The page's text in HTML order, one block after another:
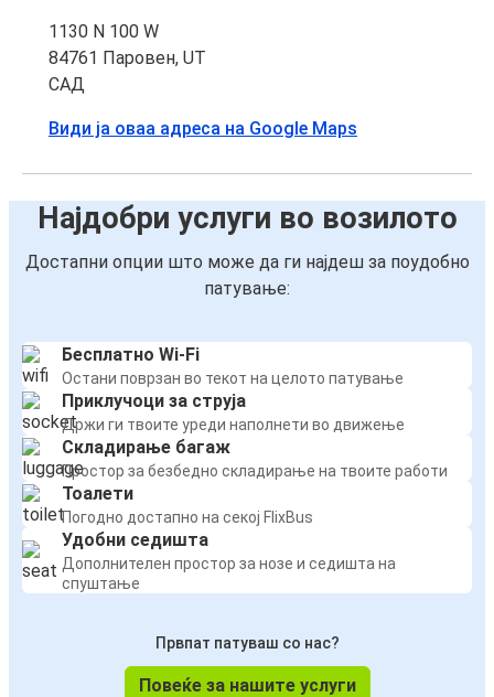
1130 N 100 W
84761 Паровен, UT
САД
Види ја оваа адреса на Google Maps
Најдобри услуги во возилото
Достапни опции што може да ги најдеш за поудобно
патување:
Бесплатно Wi-Fi
Остани поврзан во текот на целото патување
Приклучоци за струја
Држи ги твоите уреди наполнети во движење
Складирање багаж
Простор за безбедно складирање на твоите работи
Тоалети
Погодно достапно на секој FlixBus
Удобни седишта
Дополнителен простор за нозе и седишта на
спуштање
Првпат патуваш со нас?
Повеќе за нашите услуги